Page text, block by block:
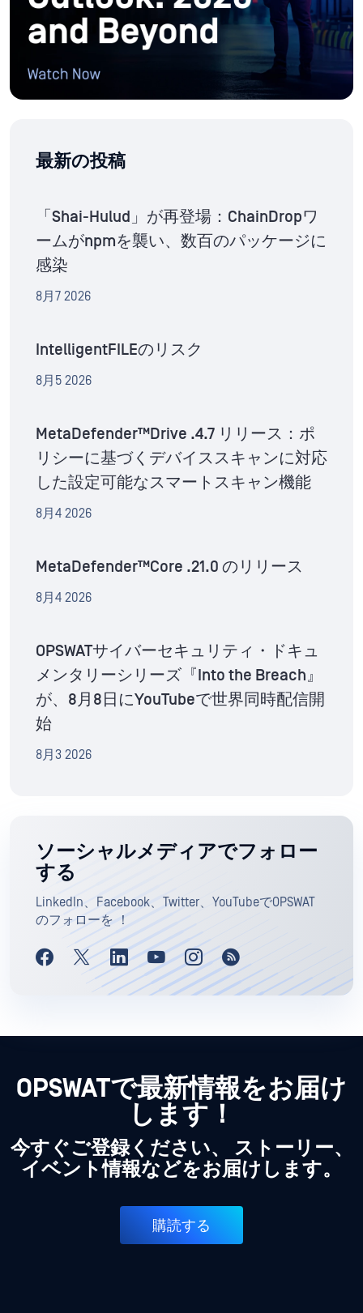
最新の投稿
「Shai-Hulud」が再登場：ChainDropワ
ームがnpmを襲い、数百のパッケージに
感染
8月7 2026
IntelligentFILEのリスク
8月5 2026
MetaDefender™Drive .4.7 リリース：ポ
リシーに基づくデバイススキャンに対応
した設定可能なスマートスキャン機能
8月4 2026
MetaDefender™Core .21.0 のリリース
8月4 2026
OPSWATサイバーセキュリティ・ドキュ
メンタリーシリーズ『Into the Breach』
が、8月8日にYouTubeで世界同時配信開
始
8月3 2026
ソーシャルメディアでフォロー
する
LinkedIn、Facebook、Twitter、YouTubeでOPSWAT
のフォローを ！
OPSWATで最新情報をお届け
します！
今すぐご登録ください、 ストーリー、
イベント情報などをお届けします。
購読する